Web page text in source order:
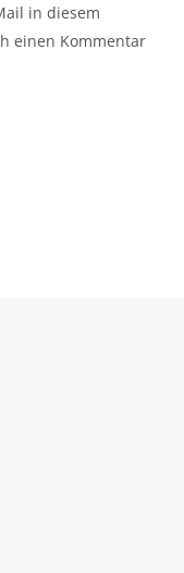
in diesem
einen Kommentar